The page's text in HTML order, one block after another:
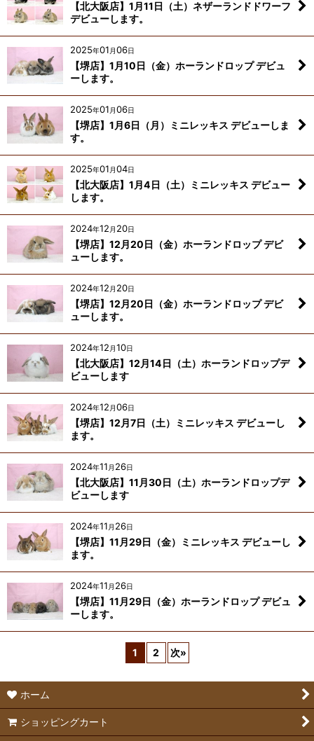
【北大阪店】1月11日（土）ネザーランドドワーフ
デビューします。
2025年01 月06日
【堺店】1月10日（金）ホーランドロップ デビュ
ーします。
2025年01 月06日
【堺店】1月6日（月）ミニレッキス デビューしま
す。
2025年01 月04日
【北大阪店】1月4日（土）ミニレッキス デビュー
します。
2024年12 月 20日
【堺店】12月20日（金）ホーランドロップ デビ
ューします。
2024年12 月 20日
【堺店】12月20日（金）ホーランドロップ デビ
ューします。
2024年12 月10日
【北大阪店】12月14日（土）ホーランドロップデ
ビューします
2024年12 月06日
【堺店】12月7日（土）ミニレッキス デビューし
ます。
2024年11 月 26日
【北大阪店】11月30日（土）ホーランドロップデ
ビューします
2024年11 月 26日
【堺店】11月29日（金）ミニレッキス デビューし
ます。
2024年11 月 26日
【堺店】11月29日（金）ホーランドロップ デビュ
ーします。
1 2 次»
ホーム
ショッピングカート